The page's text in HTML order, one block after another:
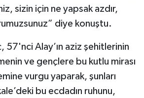
sizin için ne yapsak azdır,
diye konuştu.
57'nci Alay’ın aziz şehitlerinin
ve gençlere bu kutlu mirası
vurgu yaparak, şunları
bu ecdadın ruhunu,